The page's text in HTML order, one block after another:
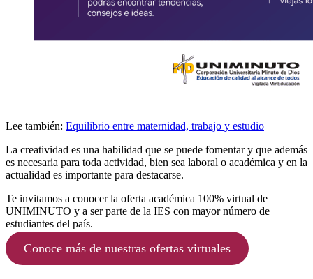
Lee también: Equilibrio entre maternidad, trabajo y estudio
La creatividad es una habilidad que se puede fomentar y que además
es necesaria para toda actividad, bien sea laboral o académica y en la
actualidad es importante para destacarse.
Te invitamos a conocer la oferta académica 100% virtual de
UNIMINUTO y a ser parte de la IES con mayor número de
estudiantes del país.
Conoce más de nuestras ofertas virtuales